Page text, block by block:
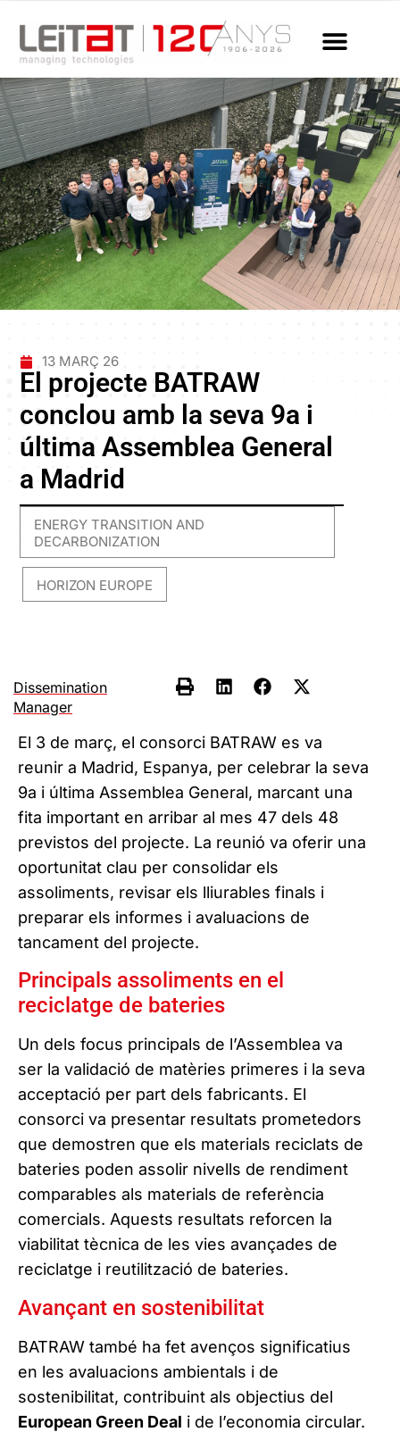
13 MARÇ 26
El projecte BATRAW
conclou amb la seva 9a i
última Assemblea General
a Madrid
ENERGY TRANSITION AND
DECARBONIZATION
HORIZON EUROPE
Dissemination
Manager
El 3 de març, el consorci BATRAW es va
reunir a Madrid, Espanya, per celebrar la seva
9a i última Assemblea General, marcant una
fita important en arribar al mes 47 dels 48
previstos del projecte. La reunió va oferir una
oportunitat clau per consolidar els
assoliments, revisar els lliurables finals i
preparar els informes i avaluacions de
tancament del projecte.
Principals assoliments en el
reciclatge de bateries
Un dels focus principals de l’Assemblea va
ser la validació de matèries primeres i la seva
acceptació per part dels fabricants. El
consorci va presentar resultats prometedors
que demostren que els materials reciclats de
bateries poden assolir nivells de rendiment
comparables als materials de referència
comercials. Aquests resultats reforcen la
viabilitat tècnica de les vies avançades de
reciclatge i reutilització de bateries.
Avançant en sostenibilitat
BATRAW també ha fet avenços significatius
en les avaluacions ambientals i de
sostenibilitat, contribuint als objectius del
European Green Deal i de l’economia circular.